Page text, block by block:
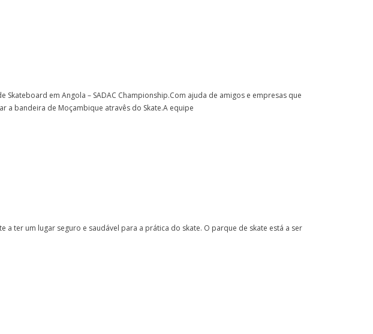
em Angola – SADAC Championship.Com ajuda de amigos e empresas que
a bandeira de Moçambique atravês do Skate.A equipe
ter um lugar seguro e saudável para a prática do skate. O parque de skate está a ser